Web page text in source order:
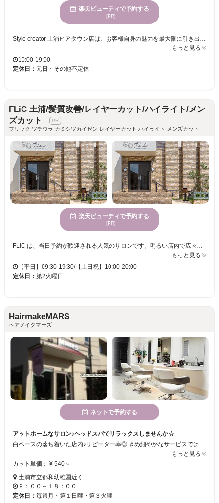
楽天ビューティで予約する
[PR]
もっと見る
10:00-19:00
定休日： 元日・その他不定休
FLiC 土浦/髪質改善/レイヤーカット/ハイライト/メン
ズカット
フリック ツチウラ カミシツカイゼン レイヤーカット ハイライト メンズカット
楽天ビューティで予約する
[PR]
FLiC は、当日予約が歓迎される人気のサロンです。明るい店内で広々とした雰囲気は心地よさを提供し、多様な年齢層のお客様が訪れています。特に髪質改善とデザインカラーを同時に施すことができ、理想の色味や透明感とともに、柔らかくツヤのある髪へ導きます。経験豊富なスタッフが集い、信頼される薬剤を選択しているため、未来の髪質まで考慮したケアが受けられます。あなたの髪の悩み、ぜひご相談ください。FLiC 土浦で、自分らしい美しさを手に入れましょう。
もっと見る
【平日】09:30-19:30/【土日祝】10:00-20:00
定休日： 第2火曜日
HairmakeMARS
ヘアメイクマーズ
ネットで予約する
アットホームなサロン♪ヘッドスパでリラックスしませんか☆
白ベースの落ち着いた店内♪リピーター率◎ きめ細やかなサービスではどこにも負けません！ オススメのヘッドスパをぜひ試していってください★
もっと見る
カット単価： ¥ 540～
土浦市立都和幼稚園近く
９：００～１８：００
定休日： 毎週月・第１日曜・第３火曜